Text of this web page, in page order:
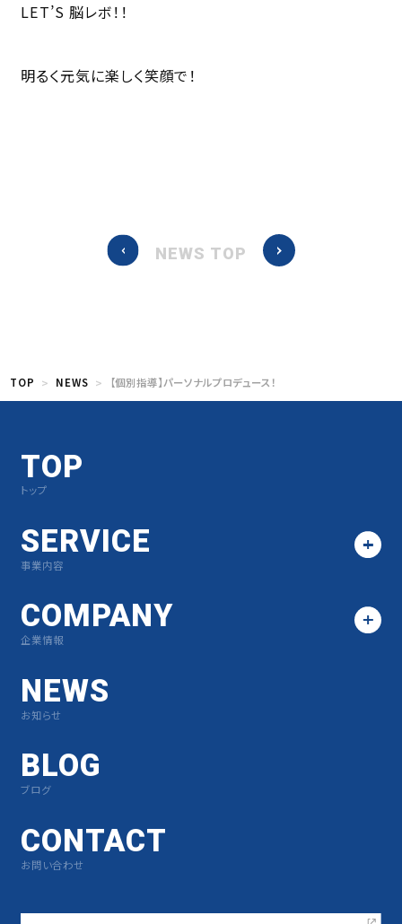
LET’S 脳レボ！！
明るく元気に楽しく笑顔で！
NEWS TOP
TOP NEWS 【個別指導】パーソナルプロデュース！
TOP
トップ
SERVICE
事業内容
COMPANY
企業情報
NEWS
お知らせ
BLOG
ブログ
CONTACT
お問い合わせ